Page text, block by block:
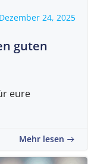
Dezember 24, 2025
guten
eure
Mehr lesen